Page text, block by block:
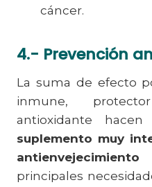
cáncer.
4.- Prevención
La suma de efecto
inmune,
antioxidante
suplemento muy
antienvejecimiento
principales